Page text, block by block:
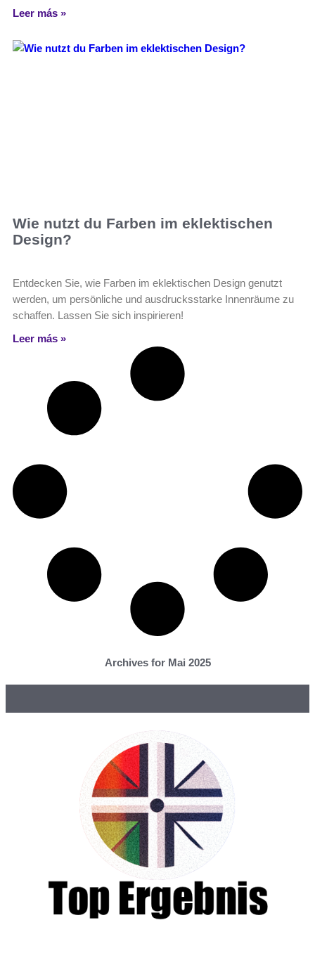
Leer más »
Wie nutzt du Farben im eklektischen
Design?
Entdecken Sie, wie Farben im eklektischen Design genutzt
werden, um persönliche und ausdrucksstarke Innenräume zu
schaffen. Lassen Sie sich inspirieren!
Leer más »
Archives for Mai 2025